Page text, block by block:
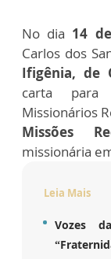
No dia 14
Carlos dos
Ifigênia, de
carta para
Missionários
Missões
missionária
Leia Mais
Vozes